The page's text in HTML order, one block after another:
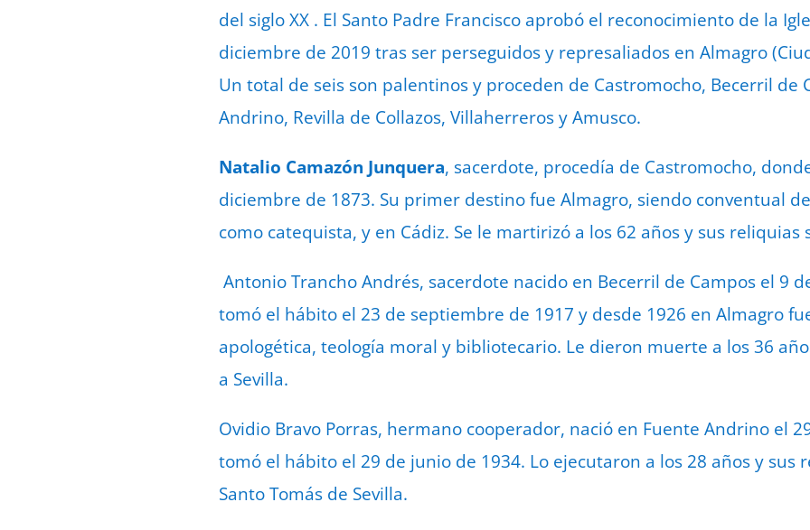
del siglo XX . El Santo Padre Francisco aprobó el reconocimiento de la
diciembre de 2019 tras ser perseguidos y represaliados en Almagro
Un total de seis son palentinos y proceden de Castromocho, Becerril de
Andrino, Revilla de Collazos, Villaherreros y Amusco.
Natalio Camazón Junquera, sacerdote, procedía de Castromocho,
diciembre de 1873. Su primer destino fue Almagro, siendo conventual
como catequista, y en Cádiz. Se le martirizó a los 62 años y sus reliquias
Antonio Trancho Andrés, sacerdote nacido en Becerril de Campos el 9
tomó el hábito el 23 de septiembre de 1917 y desde 1926 en Almagro
apologética, teología moral y bibliotecario. Le dieron muerte a los 36
a Sevilla.
Ovidio Bravo Porras, hermano cooperador, nació en Fuente Andrino el
tomó el hábito el 29 de junio de 1934. Lo ejecutaron a los 28 años y sus
Santo Tomás de Sevilla.